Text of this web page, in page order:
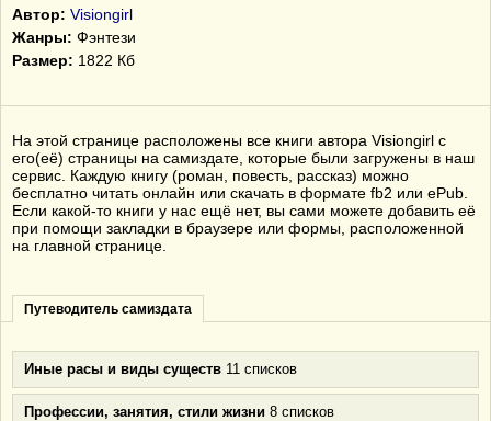
Автор: Visiongirl
Жанры: Фэнтези
Размер: 1822 Кб
На этой странице расположены все книги автора Visiongirl с
его(её) страницы на самиздате, которые были загружены в наш
сервис. Каждую книгу (роман, повесть, рассказ) можно
бесплатно читать онлайн или скачать в формате fb2 или ePub.
Если какой-то книги у нас ещё нет, вы сами можете добавить её
при помощи закладки в браузере или формы, расположенной
на главной странице.
Путеводитель самиздата
Иные расы и виды существ 11 списков
Профессии, занятия, стили жизни 8 списков